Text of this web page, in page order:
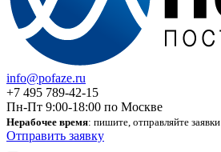
info@pofaze.ru
+7 495 789-42-15
Пн-Пт 9:00-18:00 по Москве
Нерабочее время: пишите, отправляйте заявки
Отправить заявку